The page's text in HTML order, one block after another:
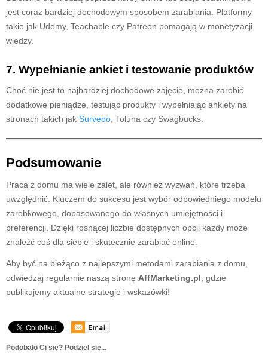
jest coraz bardziej dochodowym sposobem zarabiania. Platformy
takie jak Udemy, Teachable czy Patreon pomagają w monetyzacji
wiedzy.
7. Wypełnianie ankiet i testowanie produktów
Choć nie jest to najbardziej dochodowe zajęcie, można zarobić
dodatkowe pieniądze, testując produkty i wypełniając ankiety na
stronach takich jak Surveoo , Toluna czy Swagbucks.
Podsumowanie
Praca z domu ma wiele zalet, ale również wyzwań, które trzeba
uwzględnić. Kluczem do sukcesu jest wybór odpowiedniego modelu
zarobkowego, dopasowanego do własnych umiejętności i
preferencji. Dzięki rosnącej liczbie dostępnych opcji każdy może
znaleźć coś dla siebie i skutecznie zarabiać online.
Aby być na bieżąco z najlepszymi metodami zarabiania z domu,
odwiedzaj regularnie naszą stronę AffMarketing.pl , gdzie
publikujemy aktualne strategie i wskazówki!
Podobało Ci się? Podziel się...